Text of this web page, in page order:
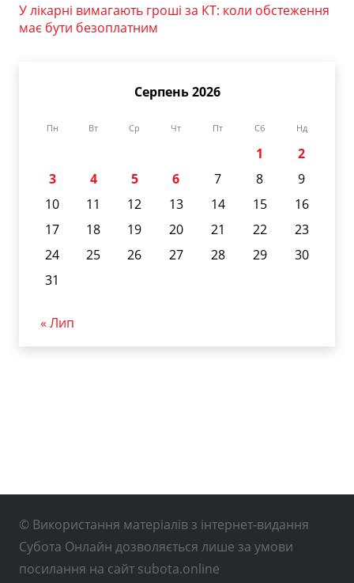
У лікарні вимагають гроші за КТ: коли обстеження
має бути безоплатним
Серпень 2026
Пн Вт Ср Чт Пт Сб Нд
1
2
3
4 5 6 7 8
9
10
11 12 13 14 15
16
17
18 19 20 21 22
23
24
25 26 27 28 29
30
31
« Лип
© Використання матеріалів з інтернет-видання
Субота Онлайн дозволяється лише за умови
посилання на сайт subota.online